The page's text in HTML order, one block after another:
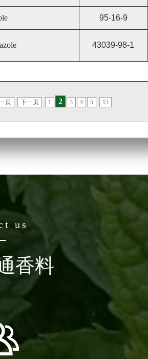
95-16-9
43039-98-1
页 下一页 1 2 3 4 5 13
us
香料